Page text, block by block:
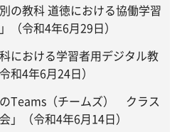
の教科 道徳における協働学習
（令和4年6月29日）
における学習者用デジタル教
和4年6月24日）
Teams（チームズ） クラス
」（令和4年6月14日）